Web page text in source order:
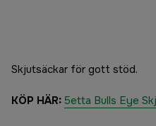
Skjutsäckar för gott stöd.
KÖP HÄR: 5etta Bulls Eye